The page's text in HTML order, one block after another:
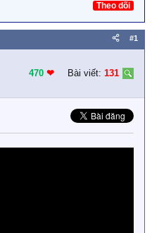
Theo dõi
#1
470 ❤︎ Bài viết: 131